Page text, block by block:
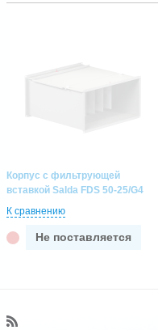
Корпус с фильтрующей
вставкой Salda FDS 50-25/G4
К сравнению
Не поставляется